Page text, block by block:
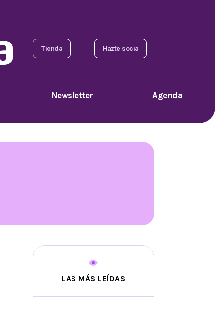
Tienda Hazte socia
Newsletter Agenda
LAS MÁS LEÍDAS